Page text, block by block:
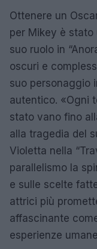
Ottenere un
per Mikey è
suo ruolo in
oscuri e
suo personaggio
autentico. «Ogni
stato vano fino
alla tragedia del
Violetta nella
parallelismo la
e sulle scelte
attrici più
affascinante
esperienze